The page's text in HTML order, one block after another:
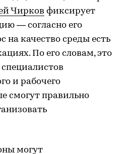
Чирков фиксирует
— согласно его
на качество среды есть
По его словам, это
и рабочего
смогут правильно
могут